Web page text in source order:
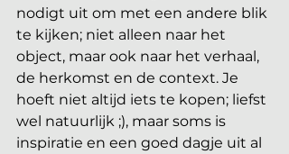
nodigt uit om met een andere blik
te kijken; niet alleen naar het
object, maar ook naar het verhaal,
de herkomst en de context. Je
hoeft niet altijd iets te kopen; liefst
wel natuurlijk ;), maar soms is
inspiratie en een goed dagje uit al